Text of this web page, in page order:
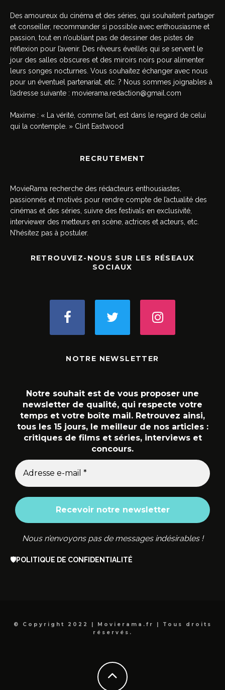
Des amoureux du cinéma et des séries, qui souhaitent partager
et conseiller, recommander si possible avec enthousiasme et
passion, tout en n’oubliant pas de dessiner des pistes de
réflexion pour l’avenir. Des rêveurs éveillés qui se servent le
jour des salles obscures et des miroirs noirs pour alimenter
leurs songes nocturnes. Vous souhaitez échanger avec nous
pour un éventuel partenariat, etc. ? Nous sommes joignables à
l’adresse suivante : movierama.redaction@gmail.com
Maxime : « La vérité, comme l’art, est dans le regard de celui
qui la contemple. » Clint Eastwood
RECRUTEMENT
MovieRama recherche des rédacteurs enthousiastes,
passionnés et motivés pour rendre compte de l’actualité des
cinémas et des séries, suivre des festivals en exclusivité,
interviewer des metteurs en scène, actrices et acteurs, etc.
N’hésitez pas à postuler.
RETROUVEZ-NOUS SUR LES RÉSEAUX
SOCIAUX
NOTRE NEWSLETTER
Notre souhait est de vous proposer une
newsletter de qualité, qui respecte votre
temps et votre boîte mail. Retrouvez ainsi,
tous les 15 jours, le meilleur de nos articles :
critiques de films et séries, interviews et
concours.
Nous n’envoyons pas de messages indésirables !
🛡️POLITIQUE DE CONFIDENTIALITÉ
© Copyright 2022 | Movierama.fr | Tous droits
réservés.